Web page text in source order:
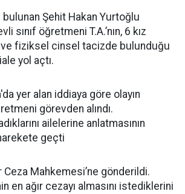
bulunan Şehit Hakan Yurtoğlu
sınıf öğretmeni T.A.’nın, 6 kız
fiziksel cinsel tacizde bulunduğu
yol açtı.
yer alan iddiaya göre olayın
görevden alındı.
ailelerine anlatmasının
geçti
Ceza Mahkemesi’ne gönderildi.
en ağır cezayı almasını istediklerini